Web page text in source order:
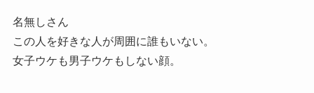
名無しさん
この人を好きな人が周囲に誰もいない。
女子ウケも男子ウケもしない顔。